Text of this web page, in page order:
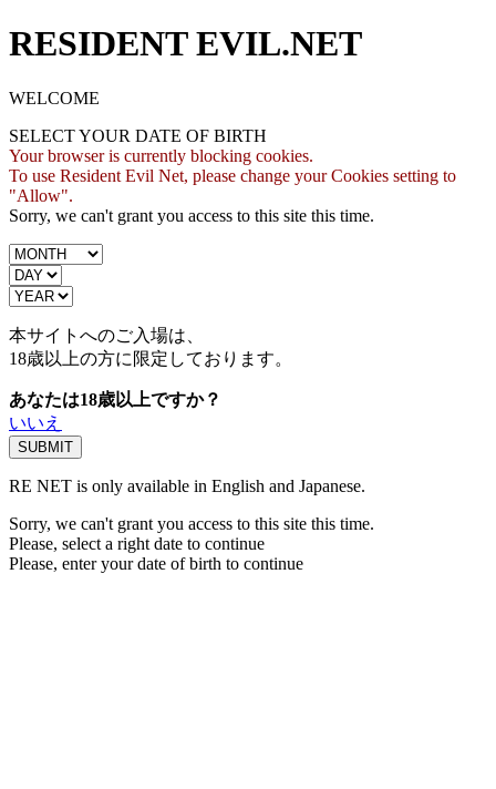
RESIDENT EVIL.NET
WELCOME
SELECT YOUR DATE OF BIRTH
Your browser is currently blocking cookies.
To use Resident Evil Net, please change your Cookies setting to
"Allow".
Sorry, we can't grant you access to this site this time.
本サイトへのご入場は、
18歳以上の方に限定しております。
あなたは18歳以上ですか？
いいえ
RE NET is only available in English and Japanese.
Sorry, we can't grant you access to this site this time.
Please, select a right date to continue
Please, enter your date of birth to continue